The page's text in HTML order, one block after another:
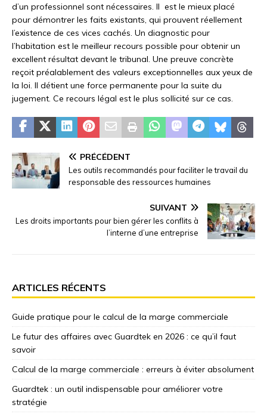
d’un professionnel sont nécessaires. Il est le mieux placé
pour démontrer les faits existants, qui prouvent réellement
l’existence de ces vices cachés. Un diagnostic pour
l’habitation est le meilleur recours possible pour obtenir un
excellent résultat devant le tribunal. Une preuve concrète
reçoit préalablement des valeurs exceptionnelles aux yeux de
la loi. Il détient une force permanente pour la suite du
jugement. Ce recours légal est le plus sollicité sur ce cas.
PRÉCÉDENT
Les outils recommandés pour faciliter le travail du
responsable des ressources humaines
SUIVANT
Les droits importants pour bien gérer les conflits à
l’interne d’une entreprise
ARTICLES RÉCENTS
Guide pratique pour le calcul de la marge commerciale
Le futur des affaires avec Guardtek en 2026 : ce qu’il faut
savoir
Calcul de la marge commerciale : erreurs à éviter absolument
Guardtek : un outil indispensable pour améliorer votre
stratégie